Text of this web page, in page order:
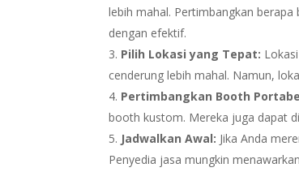
lebih mahal. Pertimbangkan
dengan efektif.
Pilih Lokasi yang Tepat:
cenderung lebih mahal. Namun,
Pertimbangkan Booth
booth kustom. Mereka juga dapat
Jadwalkan Awal: Jika Anda
Penyedia jasa mungkin